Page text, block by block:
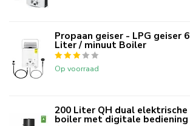
Propaan geiser - LPG geiser 6
Liter / minuut Boiler
Op voorraad
200 Liter QH dual elektrische
boiler met digitale bediening